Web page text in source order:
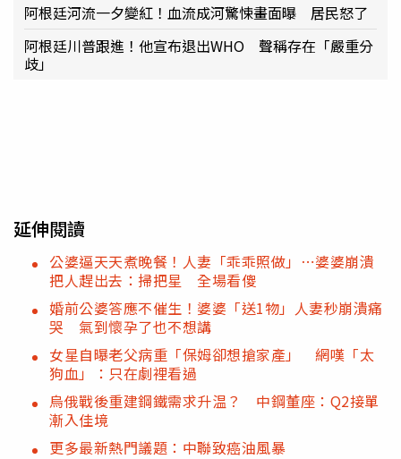
阿根廷河流一夕變紅！血流成河驚悚畫面曝 居民怒了
阿根廷川普跟進！他宣布退出WHO 聲稱存在「嚴重分
歧」
延伸閱讀
公婆逼天天煮晚餐！人妻「乖乖照做」⋯婆婆崩潰
把人趕出去：掃把星 全場看傻
婚前公婆答應不催生！婆婆「送1物」人妻秒崩潰痛
哭 氣到懷孕了也不想講
女星自曝老父病重「保姆卻想搶家產」 網嘆「太
狗血」：只在劇裡看過
烏俄戰後重建鋼鐵需求升温？ 中鋼董座：Q2接單
漸入佳境
更多最新熱門議題：中聯致癌油風暴